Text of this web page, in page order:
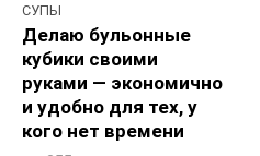
СУПЫ
Делаю бульонные
кубики своими
руками — экономично
и удобно для тех, у
кого нет времени